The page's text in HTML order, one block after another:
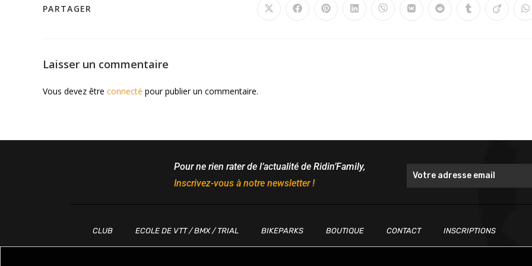
PARTAGER
Laisser un commentaire
Vous devez être connecté pour publier un commentaire.
Pour ne rien rater de l’actualité de Ridin’Family,
Inscrivez-vous à notre newsletter !
CLUB ECOLE DE VTT / BMX / TRIAL BIKEPARKS BOUTIQUE CONTACT INSCRIPTIONS